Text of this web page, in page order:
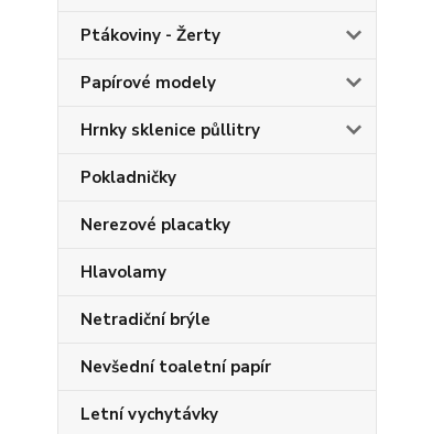
Ptákoviny - Žerty
Papírové modely
Hrnky sklenice půllitry
Pokladničky
Nerezové placatky
Hlavolamy
Netradiční brýle
Nevšední toaletní papír
Letní vychytávky